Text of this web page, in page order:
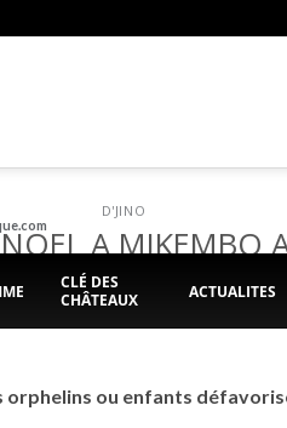
CLÉ DES
CHÂTEAUX
ACTUALITES
D'JINO
A MIKEMBO
orphelins ou enfants